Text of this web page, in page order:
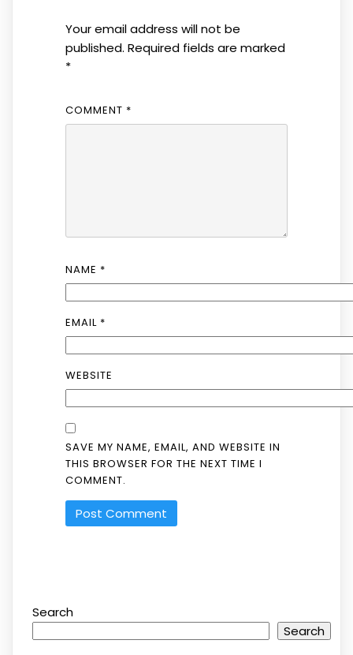
Your email address will not be
published. Required fields are marked
*
COMMENT *
NAME *
EMAIL *
WEBSITE
SAVE MY NAME, EMAIL, AND WEBSITE IN
THIS BROWSER FOR THE NEXT TIME I
COMMENT.
Search
Search